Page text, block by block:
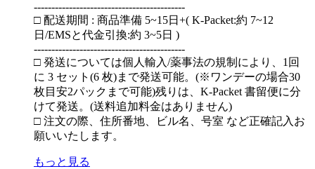
-------------------------------------------
□ 配送期間 : 商品準備 5~15日+( K-Packet:約 7~12
日/EMSと代金引換:約 3~5日 )
-------------------------------------------
□ 発送については個人輸入/薬事法の規制により、1回
に 3 セット(6 枚)まで発送可能。(※ワンデーの場合30
枚目安2パックまで可能)残りは、K-Packet 書留便に分
けて発送。(送料追加料金はありません)
□ 注文の際、住所番地、ビル名、号室 など正確記入お
願いいたします。
もっと見る